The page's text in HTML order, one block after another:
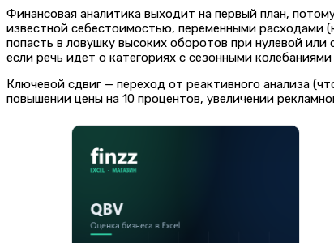
Финансовая аналитика выходит на первый план,
известной себестоимостью, переменными расходами
попасть в ловушку высоких оборотов при нулевой
если речь идет о категориях с сезонными
Ключевой сдвиг — переход от реактивного анализа
повышении цены на 10 процентов, увеличении